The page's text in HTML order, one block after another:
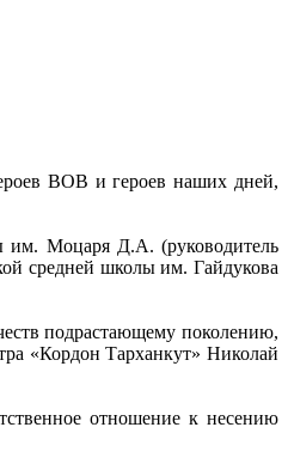
ВОВ и героев наших дней,
им. Моцаря Д.А. (руководитель
средней школы им. Гайдукова
подрастающему поколению,
«Кордон Тарханкут» Николай
отношение к несению